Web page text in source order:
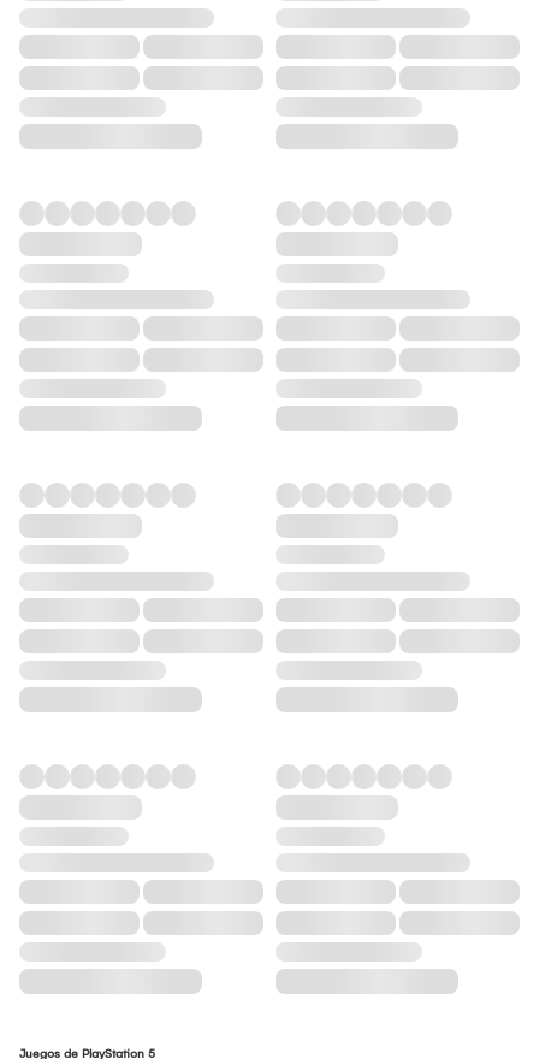
Juegos de PlayStation 5